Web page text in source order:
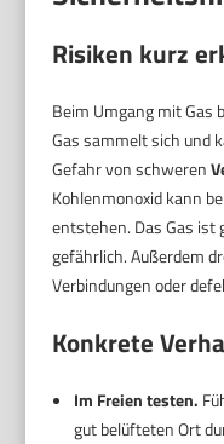
Risiken kurz
Beim Umgang mit Gas
Gas sammelt sich und
Gefahr von schweren
Kohlenmonoxid kann
entstehen. Das Gas ist
gefährlich. Außerdem
Verbindungen oder
Konkrete
Im Freien testen.
gut belüfteten Ort